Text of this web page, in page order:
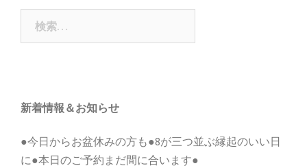
ゲ
ー
新着情報＆お知らせ
●今日からお盆休みの方も●8が三つ並ぶ縁起のいい日
に●本日のご予約まだ間に合います●